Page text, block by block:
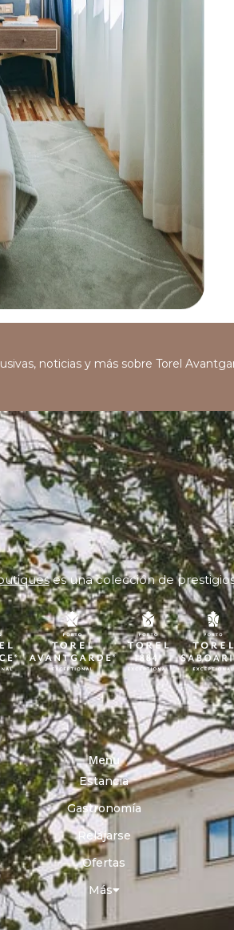
noticias y más sobre Torel
es una colección de
Menu
Estancia
Gastronomía
Relajarse
Ofertas
Más